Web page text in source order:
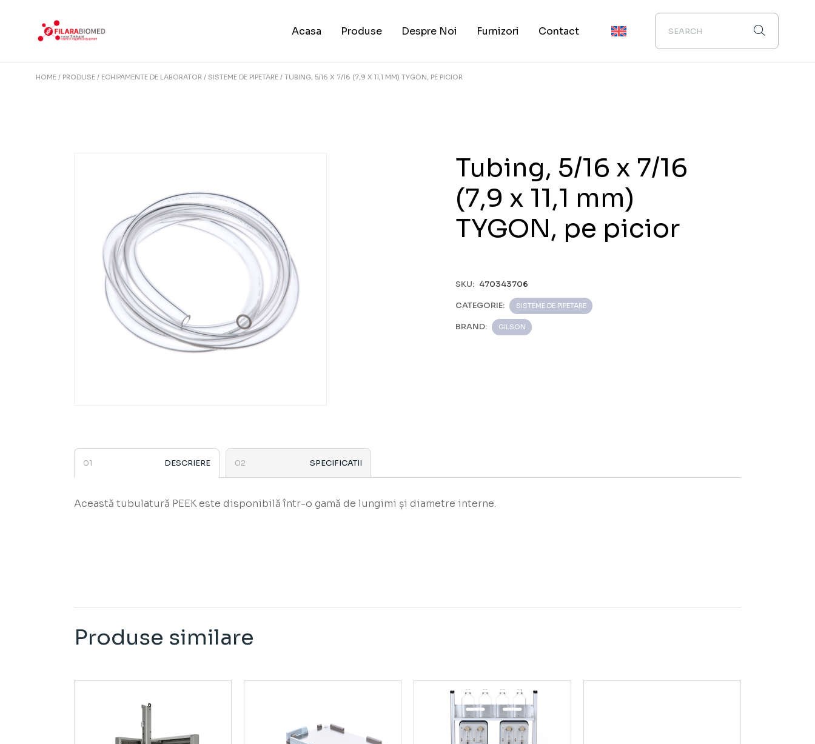
Acasa Produse Despre Noi Furnizori Contact
HOME PRODUSE ECHIPAMENTE DE LABORATOR SISTEME DE PIPETARE TUBING, 5/16 X 7/16 (7,9 X 11,1 MM) TYGON, PE PICIOR
Tubing, 5/16 x 7/16
(7,9 x 11,1 mm)
TYGON, pe picior
SKU: 470343706
CATEGORIE: SISTEME DE PIPETARE
BRAND: GILSON
DESCRIERE SPECIFICATII
Această tubulatură PEEK este disponibilă într-o gamă de lungimi și diametre interne.
Produse similare